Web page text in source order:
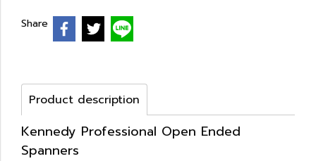
Share
Product description
Kennedy Professional Open Ended
Spanners